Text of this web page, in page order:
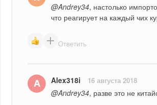
@Andrey34, настолько
что реагирует на каждый чих
Ответить
Alex318i 16 августа 2018
@Andrey34, разве это не